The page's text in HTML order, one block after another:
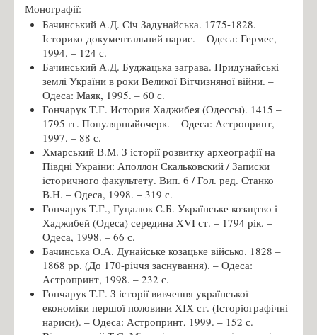
Монографії:
Бачинський А.Д. Січ Задунайська. 1775-1828.
Історико-документальний нарис. – Одеса: Гермес,
1994. – 124 с.
Бачинський А.Д. Буджацька заграва. Придунайські
землі України в роки Великої Вітчизняної війни. –
Одеса: Маяк, 1995. – 60 с.
Гончарук Т.Г. История Хаджибея (Одессы). 1415 –
1795 гг. Популярныйочерк. – Одеса: Астропринт,
1997. – 88 с.
Хмарський В.М. З історії розвитку археографії на
Півдні України: Аполлон Скальковский / Записки
історичного факультету. Вип. 6 / Гол. ред. Станко
В.Н. – Одеса, 1998. – 319 с.
Гончарук Т.Г., Гуцалюк С.Б. Українське козацтво і
Хаджибей (Одеса) середина XVI ст. – 1794 рік. –
Одеса, 1998. – 66 с.
Бачинська О.А. Дунайське козацьке військо. 1828 –
1868 рр. (До 170-річчя заснування). – Одеса:
Астропринт, 1998. – 232 с.
Гончарук Т.Г. З історії вивчення української
економіки першої половини ХІХ ст. (Історіографічні
нариси). – Одеса: Астропринт, 1999. – 152 с.